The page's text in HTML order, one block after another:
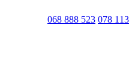
068 888 523 078